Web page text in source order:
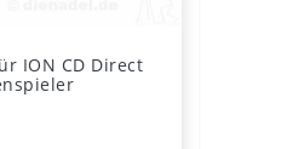
ION CD Direct